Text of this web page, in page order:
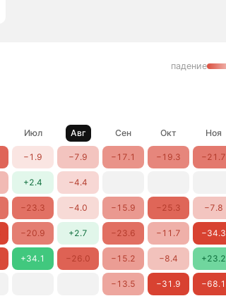
падение
Июл Авг Сен Окт Ноя
−1.9 −7.9 −17.1 −19.3 −21.7
+2.4 −4.4
−23.3 −4.0 −15.9 −25.3 −7.8
−20.9 +2.7 −23.6 −11.7 −34.3
+34.1 −26.0 −15.2 −8.4 +23.2
−13.5 −31.9 −68.1